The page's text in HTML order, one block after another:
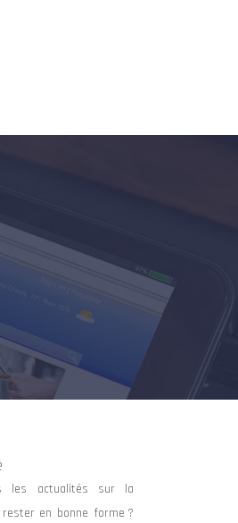
les actualités sur la
en bonne forme ?